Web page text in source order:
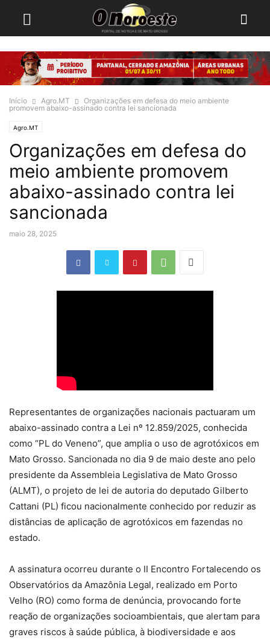
Início Agro.MT
Organizações em defesa do meio ambiente
promovem abaixo-assinado contra lei sancionada
Agro.MT
Organizações em defesa do
meio ambiente promovem
abaixo-assinado contra lei
sancionada
maio 28, 2025
Representantes de organizações nacionais pactuaram um
abaixo-assinado contra a Lei nº 12.859/2025, conhecida
como “PL do Veneno”, que amplia o uso de agrotóxicos em
Mato Grosso. Sancionada no dia 9 de maio deste ano pelo
presidente da Assembleia Legislativa de Mato Grosso
(ALMT), o projeto de lei de autoria do deputado Gilberto
Cattani (PL) ficou nacionalmente conhecido por reduzir as
distâncias de aplicação de agrotóxicos em fazendas no
estado.
A assinatura ocorreu durante o II Encontro Fortalecendo os
Observatórios da Amazônia Legal, realizado em Porto
Velho (RO) como forma de denúncia, provocando forte
reação de organizações socioambientais, que alertam para
graves riscos à saúde pública, à biodiversidade e aos